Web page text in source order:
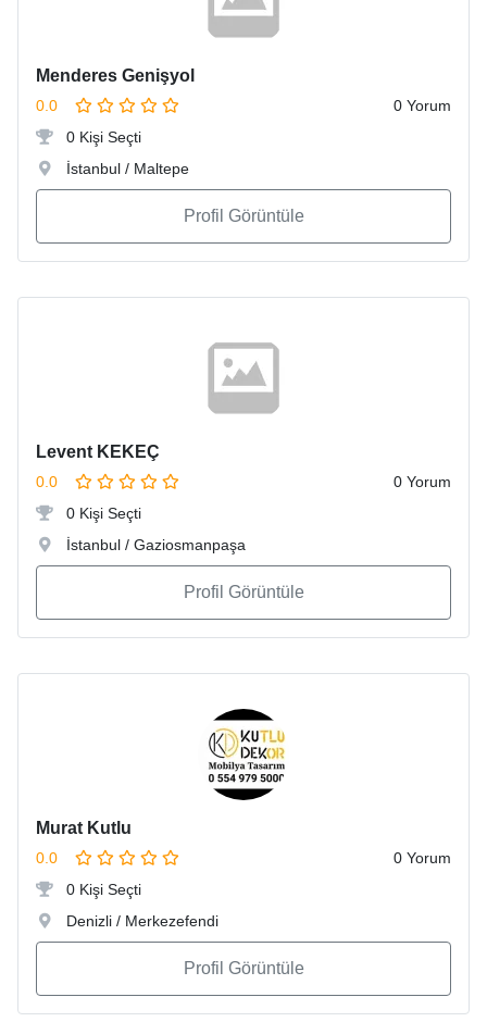
Menderes Genişyol
0.0
0 Yorum
0 Kişi Seçti
İstanbul / Maltepe
Profil Görüntüle
Levent KEKEÇ
0.0
0 Yorum
0 Kişi Seçti
İstanbul / Gaziosmanpaşa
Profil Görüntüle
Murat Kutlu
0.0
0 Yorum
0 Kişi Seçti
Denizli / Merkezefendi
Profil Görüntüle